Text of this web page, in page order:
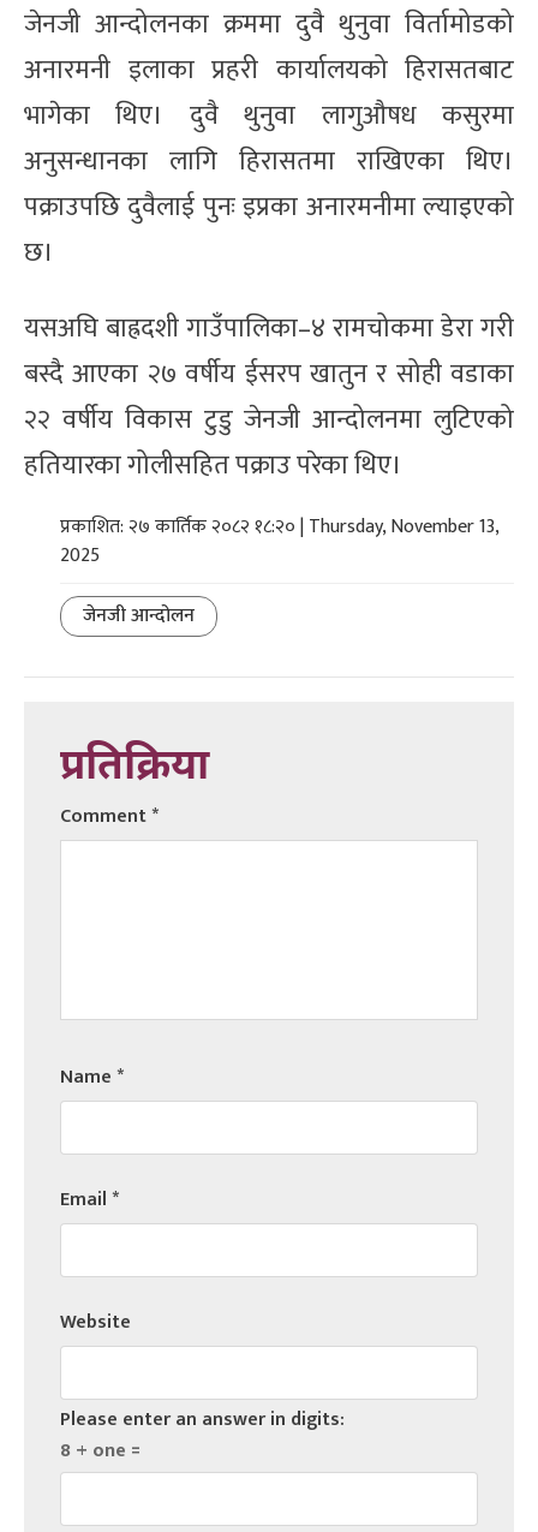
जेनजी आन्दोलनका क्रममा दुवै थुनुवा विर्तामोडको
अनारमनी इलाका प्रहरी कार्यालयको हिरासतबाट
भागेका थिए। दुवै थुनुवा लागुऔषध कसुरमा
अनुसन्धानका लागि हिरासतमा राखिएका थिए।
पक्राउपछि दुवैलाई पुनः इप्रका अनारमनीमा ल्याइएको
छ।
यसअघि बाह्रदशी गाउँपालिका–४ रामचोकमा डेरा गरी
बस्दै आएका २७ वर्षीय ईसरप खातुन र सोही वडाका
२२ वर्षीय विकास टुडु जेनजी आन्दोलनमा लुटिएको
हतियारका गोलीसहित पक्राउ परेका थिए।
प्रकाशित: २७ कार्तिक २०८२ १८:२० | Thursday, November 13,
2025
जेनजी आन्दोलन
प्रतिक्रिया
Comment*
Name*
Email*
Website
Please enter an answer in digits:
8 + one =